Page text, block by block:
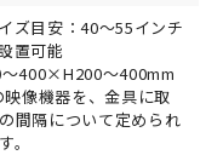
ズ目安：40～55インチ
置可能
～400×H200～400mm
像機器を、金具に取
間隔について定められ
。